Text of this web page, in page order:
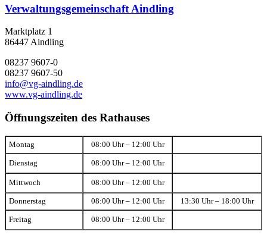
Verwaltungsgemeinschaft Aindling
Marktplatz 1
86447 Aindling
08237 9607-0
08237 9607-50
info@vg-aindling.de
www.vg-aindling.de
Öffnungszeiten des Rathauses
Montag 08:00 Uhr – 12:00 Uhr
Dienstag 08:00 Uhr – 12:00 Uhr
Mittwoch 08:00 Uhr – 12:00 Uhr
Donnerstag 08:00 Uhr – 12:00 Uhr 13:30 Uhr – 18:00 Uhr
Freitag 08:00 Uhr – 12:00 Uhr